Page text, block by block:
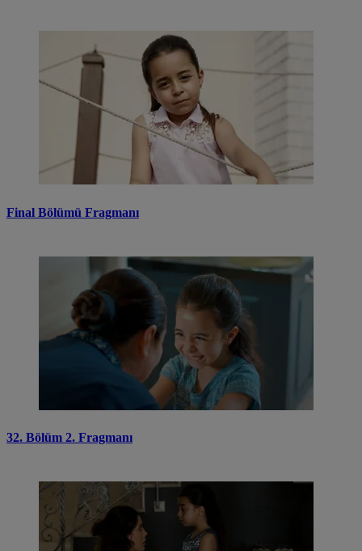
Final Bölümü Fragmanı
32. Bölüm 2. Fragmanı